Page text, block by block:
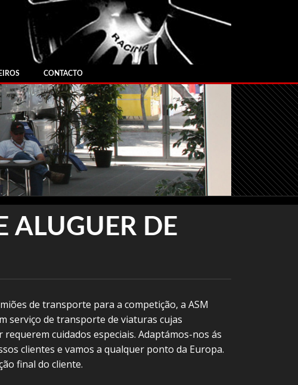
CONTACTO
ALUGUER DE
de transporte para a competição, a ASM
serviço de transporte de viaturas cujas
requerem cuidados especiais. Adaptámos-nos ás
clientes e vamos a qualquer ponto da Europa.
final do cliente.